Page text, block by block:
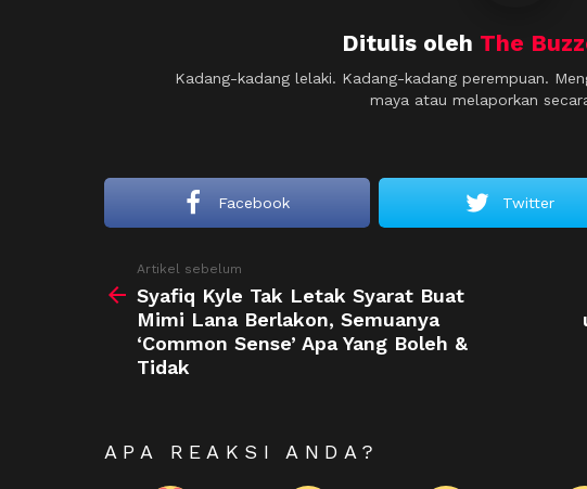
Ditulis oleh The
Kadang-kadang lelaki. Kadang-kadang perempuan.
maya atau melaporkan
Facebook Twitter
more
Artikel sebelum
Syafiq Kyle Tak Letak Syarat Buat
Mimi Lana Berlakon, Semuanya
‘Common Sense’ Apa Yang Boleh &
Tidak
APA REAKSI ANDA?